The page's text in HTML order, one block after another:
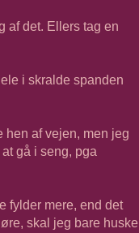
af det. Ellers tag en
i skralde spanden
hen af vejen, men jeg
gå i seng, pga
fylder mere, end det
skal jeg bare huske